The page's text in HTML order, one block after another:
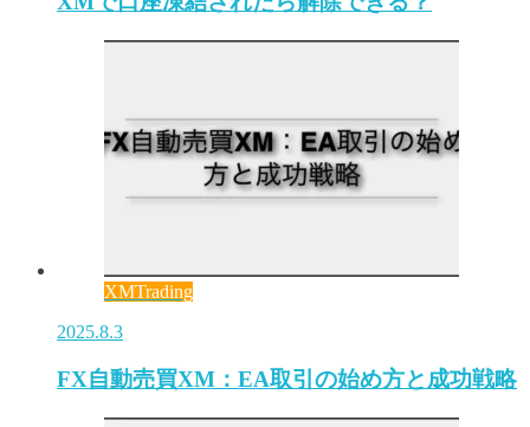
XMTrading
2025.8.3
FX自動売買XM：EA取引の始め方と成功戦略